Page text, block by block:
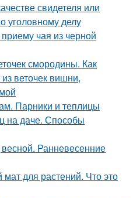
свидетеля или
уголовному делу
чая из черной
смородины. Как
веточек вишни,
Парники и теплицы
на даче. Способы
Ранневесенние
для растений. Что это